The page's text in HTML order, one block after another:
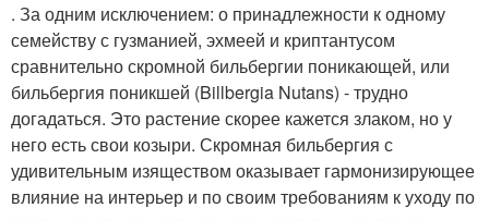
. За одним исключением: о принадлежности к одному
семейству с гузманией, эхмеей и криптантусом
сравнительно скромной бильбергии поникающей, или
бильбергия поникшей (Billbergia Nutans) - трудно
догадаться. Это растение скорее кажется злаком, но у
него есть свои козыри. Скромная бильбергия с
удивительным изяществом оказывает гармонизирующее
влияние на интерьер и по своим требованиям к уходу по